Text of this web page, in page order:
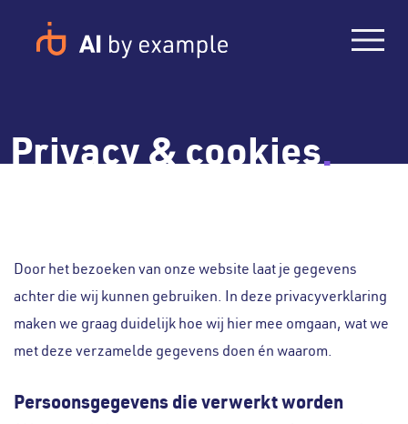
Privacy & cookies.
Door het bezoeken van onze website laat je gegevens
achter die wij kunnen gebruiken. In deze privacyverklaring
maken we graag duidelijk hoe wij hier mee omgaan, wat we
met deze verzamelde gegevens doen én waarom.
Persoonsgegevens die verwerkt worden